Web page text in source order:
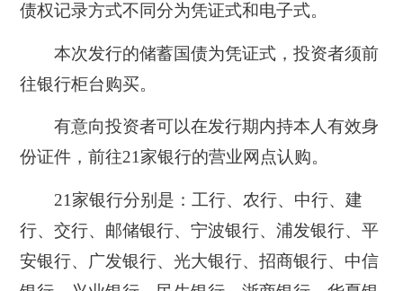
债权记录方式不同分为凭证式和电子式。
本次发行的储蓄国债为凭证式，投资者须前
往银行柜台购买。
有意向投资者可以在发行期内持本人有效身
份证件，前往21家银行的营业网点认购。
21家银行分别是：工行、农行、中行、建
行、交行、邮储银行、宁波银行、浦发银行、平
安银行、广发银行、光大银行、招商银行、中信